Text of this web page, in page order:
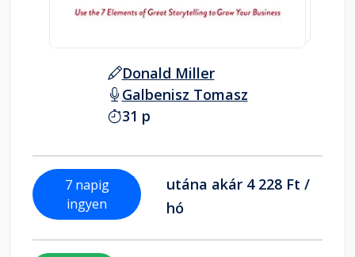
Donald Miller
Galbenisz Tomasz
31 p
7 napig
ingyen
utána akár 4 228 Ft /
hó